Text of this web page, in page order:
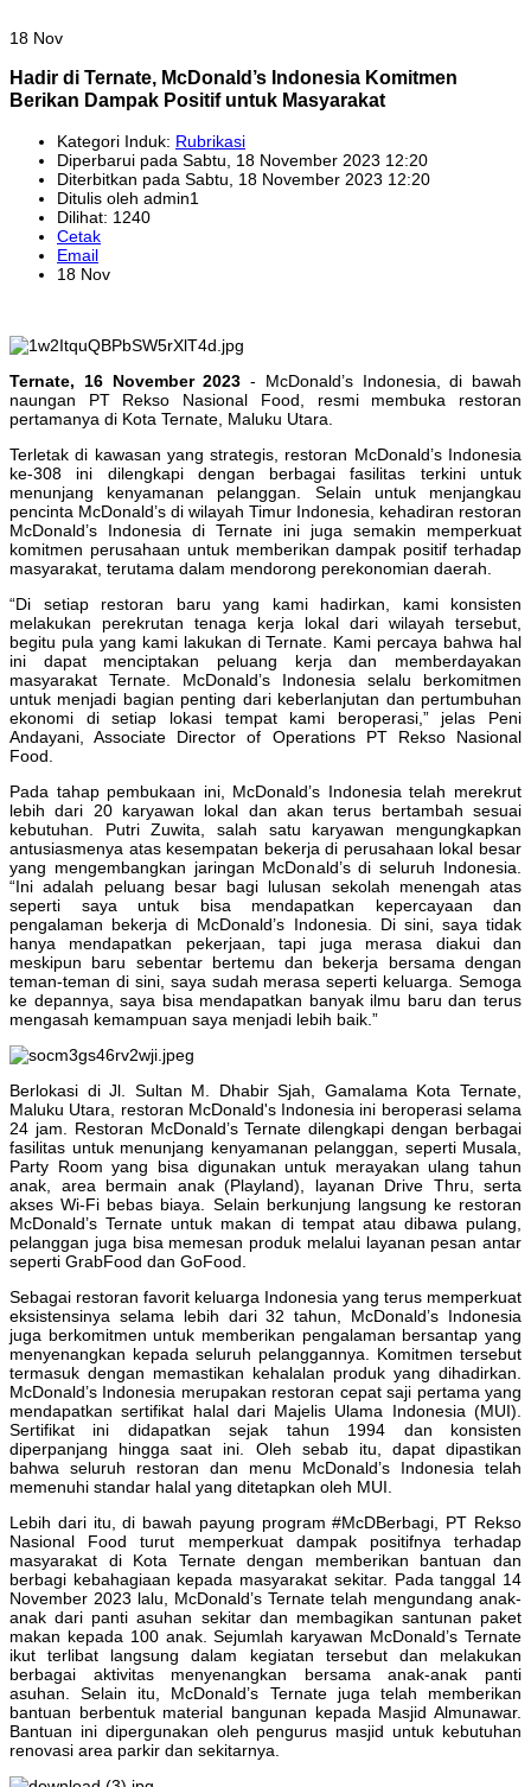
18 Nov
Hadir di Ternate, McDonald’s Indonesia Komitmen
Berikan Dampak Positif untuk Masyarakat
Kategori Induk: Rubrikasi
Diperbarui pada Sabtu, 18 November 2023 12:20
Diterbitkan pada Sabtu, 18 November 2023 12:20
Ditulis oleh admin1
Dilihat: 1240
Cetak
Email
18 Nov
Ternate, 16 November 2023 - McDonald’s Indonesia, di bawah
naungan PT Rekso Nasional Food, resmi membuka restoran
pertamanya di Kota Ternate, Maluku Utara.
Terletak di kawasan yang strategis, restoran McDonald’s Indonesia
ke-308 ini dilengkapi dengan berbagai fasilitas terkini untuk
menunjang kenyamanan pelanggan. Selain untuk menjangkau
pencinta McDonald’s di wilayah Timur Indonesia, kehadiran restoran
McDonald’s Indonesia di Ternate ini juga semakin memperkuat
komitmen perusahaan untuk memberikan dampak positif terhadap
masyarakat, terutama dalam mendorong perekonomian daerah.
“Di setiap restoran baru yang kami hadirkan, kami konsisten
melakukan perekrutan tenaga kerja lokal dari wilayah tersebut,
begitu pula yang kami lakukan di Ternate. Kami percaya bahwa hal
ini dapat menciptakan peluang kerja dan memberdayakan
masyarakat Ternate. McDonald’s Indonesia selalu berkomitmen
untuk menjadi bagian penting dari keberlanjutan dan pertumbuhan
ekonomi di setiap lokasi tempat kami beroperasi,” jelas Peni
Andayani, Associate Director of Operations PT Rekso Nasional
Food.
Pada tahap pembukaan ini, McDonald’s Indonesia telah merekrut
lebih dari 20 karyawan lokal dan akan terus bertambah sesuai
kebutuhan. Putri Zuwita, salah satu karyawan mengungkapkan
antusiasmenya atas kesempatan bekerja di perusahaan lokal besar
yang mengembangkan jaringan McDonald’s di seluruh Indonesia.
“Ini adalah peluang besar bagi lulusan sekolah menengah atas
seperti saya untuk bisa mendapatkan kepercayaan dan
pengalaman bekerja di McDonald’s Indonesia. Di sini, saya tidak
hanya mendapatkan pekerjaan, tapi juga merasa diakui dan
meskipun baru sebentar bertemu dan bekerja bersama dengan
teman-teman di sini, saya sudah merasa seperti keluarga. Semoga
ke depannya, saya bisa mendapatkan banyak ilmu baru dan terus
mengasah kemampuan saya menjadi lebih baik.”
Berlokasi di Jl. Sultan M. Dhabir Sjah, Gamalama Kota Ternate,
Maluku Utara, restoran McDonald's Indonesia ini beroperasi selama
24 jam. Restoran McDonald’s Ternate dilengkapi dengan berbagai
fasilitas untuk menunjang kenyamanan pelanggan, seperti Musala,
Party Room yang bisa digunakan untuk merayakan ulang tahun
anak, area bermain anak (Playland), layanan Drive Thru, serta
akses Wi-Fi bebas biaya. Selain berkunjung langsung ke restoran
McDonald’s Ternate untuk makan di tempat atau dibawa pulang,
pelanggan juga bisa memesan produk melalui layanan pesan antar
seperti GrabFood dan GoFood.
Sebagai restoran favorit keluarga Indonesia yang terus memperkuat
eksistensinya selama lebih dari 32 tahun, McDonald’s Indonesia
juga berkomitmen untuk memberikan pengalaman bersantap yang
menyenangkan kepada seluruh pelanggannya. Komitmen tersebut
termasuk dengan memastikan kehalalan produk yang dihadirkan.
McDonald’s Indonesia merupakan restoran cepat saji pertama yang
mendapatkan sertifikat halal dari Majelis Ulama Indonesia (MUI).
Sertifikat ini didapatkan sejak tahun 1994 dan konsisten
diperpanjang hingga saat ini. Oleh sebab itu, dapat dipastikan
bahwa seluruh restoran dan menu McDonald’s Indonesia telah
memenuhi standar halal yang ditetapkan oleh MUI.
Lebih dari itu, di bawah payung program #McDBerbagi, PT Rekso
Nasional Food turut memperkuat dampak positifnya terhadap
masyarakat di Kota Ternate dengan memberikan bantuan dan
berbagi kebahagiaan kepada masyarakat sekitar. Pada tanggal 14
November 2023 lalu, McDonald’s Ternate telah mengundang anak-
anak dari panti asuhan sekitar dan membagikan santunan paket
makan kepada 100 anak. Sejumlah karyawan McDonald’s Ternate
ikut terlibat langsung dalam kegiatan tersebut dan melakukan
berbagai aktivitas menyenangkan bersama anak-anak panti
asuhan. Selain itu, McDonald’s Ternate juga telah memberikan
bantuan berbentuk material bangunan kepada Masjid Almunawar.
Bantuan ini dipergunakan oleh pengurus masjid untuk kebutuhan
renovasi area parkir dan sekitarnya.